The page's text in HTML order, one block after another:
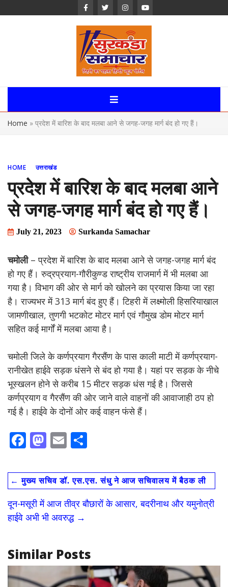
Surkanda
Samachar:
News Portal
Home » प्रदेश में बारिश के बाद मलबा आने से जगह-जगह मार्ग बंद हो गए हैं।
HOME उत्तराखंड
प्रदेश में बारिश के बाद मलबा आने
से जगह-जगह मार्ग बंद हो गए हैं।
July 21, 2023 Surkanda Samachar
चमोली– प्रदेश में बारिश के बाद मलबा आने से जगह-जगह मार्ग बंद
हो गए हैं। रुद्रप्रयाग-गौरीकुण्ड राष्ट्रीय राजमार्ग में भी मलबा आ
गया है। विभाग की ओर से मार्ग को खोलने का प्रयास किया जा रहा
है। राज्यभर में 313 मार्ग बंद हुए हैं। टिहरी में लक्ष्मोली हिसरियाखाल
जामणीखाल, तुणगी भटकोट मोटर मार्ग एवं गौमुख डोम मोटर मार्ग
सहित कई मार्गों में मलबा आया है।
चमोली जिले के कर्णप्रयाग गैरसैंण के पास काली माटी में कर्णप्रयाग-
रानीखेत हाईवे सड़क धंसने से बंद हो गया है। यहां पर सड़क के नीचे
भूस्खलन होने से करीब 15 मीटर सड़क धंस गई है। जिससे
कर्णप्रयाग व गैरसैंण की ओर जाने वाले वाहनों की आवाजाही ठप हो
गई है। हाईवे के दोनों ओर कई वाहन फंसे हैं।
F
e
b
o
o
M
to
d
o
n
E
ai
l
ar
e
← मुख्य सचिव डॉ. एस.एस. संधु ने आज सचिवालय में बैठक ली
दून-मसूरी में आज तीव्र बौछारों के आसार, बदरीनाथ और यमुनोत्री
हाईवे अभी भी अवरुद्ध →
Similar Posts